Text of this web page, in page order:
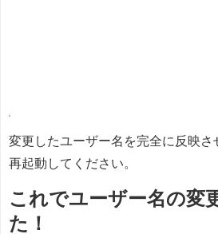
変更したユーザー名を完全に反映さ
再起動してください。
これでユーザー名の変
た！